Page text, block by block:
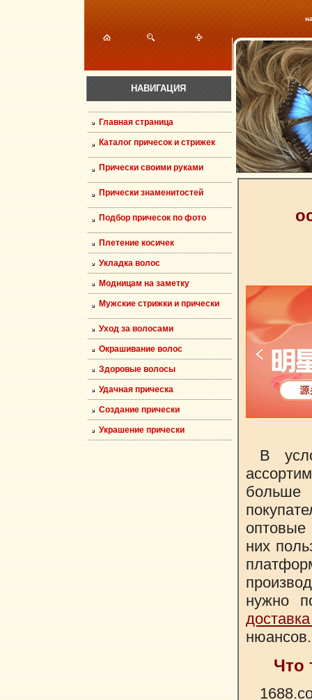
НАВИГАЦИЯ
Главная страница
Каталог причесок и стрижек
Прически своими руками
Прически знаменитостей
Подбор причесок по фото
Плетение косичек
Укладка волос
Модницам на заметку
Мужские стрижки и прически
Уход за волосами
Окрашивание волос
Здоровые волосы
Удачная прическа
Создание прически
Украшение прически
В
них
нужно
нюансов.
Что